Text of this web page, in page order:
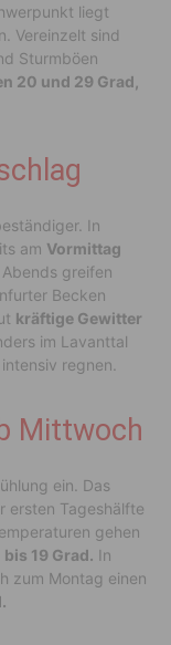
liegt
Vereinzelt sind
Sturmböen
20 und 29 Grad,
In
am Vormittag
greifen
Becken
kräftige Gewitter
im Lavanttal
regnen.
Mittwoch
ein. Das
ersten Tageshälfte
gehen
bis 19 Grad. In
zum Montag einen